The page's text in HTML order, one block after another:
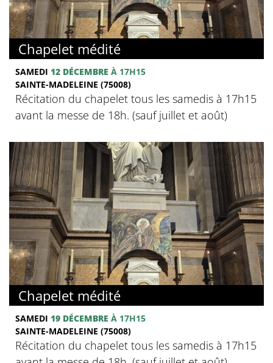
Chapelet médité
SAMEDI 12 DÉCEMBRE À 17H15
SAINTE-MADELEINE (75008)
Récitation du chapelet tous les samedis à 17h15
avant la messe de 18h. (sauf juillet et août)
Chapelet médité
SAMEDI 19 DÉCEMBRE À 17H15
SAINTE-MADELEINE (75008)
Récitation du chapelet tous les samedis à 17h15